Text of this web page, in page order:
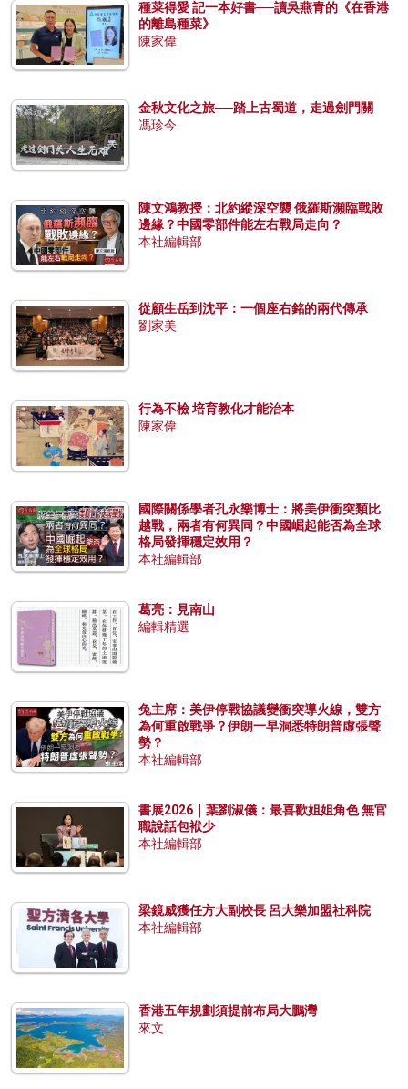
種菜得愛 記一本好書──讀吳燕青的《在香港
的離島種菜》
陳家偉
金秋文化之旅──踏上古蜀道，走過劍門關
馮珍今
陳文鴻教授：北約縱深空襲 俄羅斯瀕臨戰敗
邊緣？中國零部件能左右戰局走向？
本社編輯部
從顧生岳到沈平：一個座右銘的兩代傳承
劉家美
行為不檢 培育教化才能治本
陳家偉
國際關係學者孔永樂博士：將美伊衝突類比
越戰，兩者有何異同？中國崛起能否為全球
格局發揮穩定效用？
本社編輯部
葛亮：見南山
編輯精選
兔主席：美伊停戰協議變衝突導火線，雙方
為何重啟戰爭？伊朗一早洞悉特朗普虛張聲
勢？
本社編輯部
書展2026｜葉劉淑儀：最喜歡姐姐角色 無官
職說話包袱少
本社編輯部
梁鏡威獲任方大副校長 呂大樂加盟社科院
本社編輯部
香港五年規劃須提前布局大鵬灣
來文